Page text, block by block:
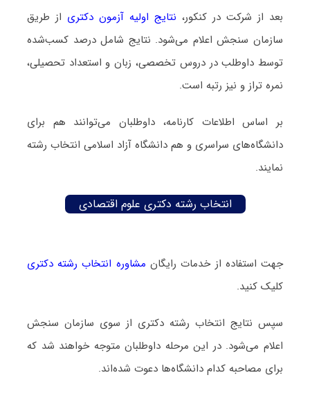
بعد از شرکت در کنکور، نتایج اولیه آزمون دکتری از طریق
سازمان سنجش اعلام می‌شود. نتایج شامل درصد کسب‌شده
توسط داوطلب در دروس تخصصی، زبان و استعداد تحصیلی،
نمره تراز و نیز رتبه است.
بر اساس اطلاعات کارنامه، داوطلبان می‌توانند هم برای
دانشگاه‌های سراسری و هم دانشگاه آزاد اسلامی انتخاب رشته
نمایند.
انتخاب رشته دکتری علوم اقتصادی
جهت استفاده از خدمات رایگان مشاوره انتخاب رشته دکتری
کلیک کنید.
سپس نتایج انتخاب رشته دکتری از سوی سازمان سنجش
اعلام می‌شود. در این مرحله داوطلبان متوجه خواهند شد که
برای مصاحبه کدام دانشگاه‌ها دعوت شده‌اند.